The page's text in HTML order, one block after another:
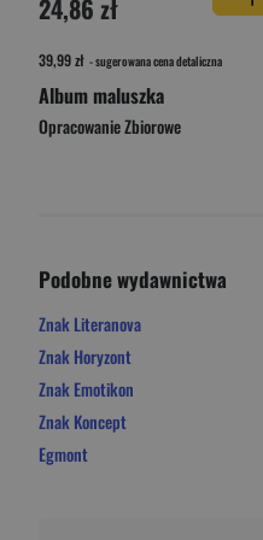
24,86 zł
39,99 zł - sugerowana cena detaliczna
Album maluszka
Opracowanie Zbiorowe
Podobne wydawnictwa
Znak Literanova
Znak Horyzont
Znak Emotikon
Znak Koncept
Egmont